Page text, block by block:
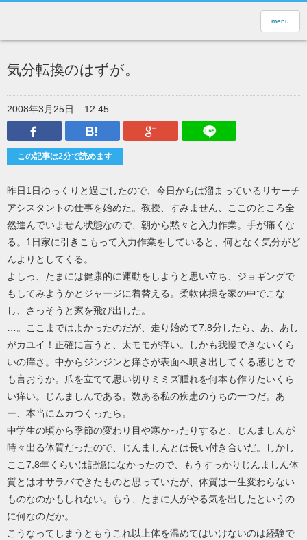
menu
気分転換のはずが。
2008年3月25日
12:45
Facebook
はてなブックマークGoogle Plus
この記事は2分で読めます
昨日1日ゆっくりと過ごしたので、今日からは溜まっているリサーチ
アシスタントの仕事を始めた。教授、すみません、ここのところ全
然進んでいません状態なので、朝から黙々と入力作業。手が痛くな
る。1日家に引きこもって入力作業をしていると、何となく気分がど
んよりとしてくる。
よしっ、たまには健康的に運動をしようと思い立ち、ジョギングで
もしてみようかとジャージに着替える。柔軟体操を家の中でこな
し、さっそうと家を飛び出した。
…。ここまではよかったのだが、走り始めて7,8分したら、あ、あし
がカユイ！正確に言うと、太モモが痒い。しかも我慢できないくら
いの痒さ。中からジンジンと痒さが表面へ噴き出してくる感じとで
も言おうか。爪を立てて思い切りミミズ腫れを何本も作りたいくら
い痒い。じんましんである。数ある私の疾患のうちの一つだ。あ
ー、本当にムカつくったら。
中学生の頃から季節の変わり目や寒かったりすると、じんましんが
時々出る体質だったので、じんましんとは長い付き合いだ。しかし
ここ7,8年くらいは記憶になかったので、もうすっかりじんましん体
質とはオサラバできたものと思っていたが、体質は一生変わらない
ものなのかもしれない。もう、たまに人がやる気を出したというの
に何なのだか。
こうなってしまうともうこれ以上体を温めてはいけないのは経験で